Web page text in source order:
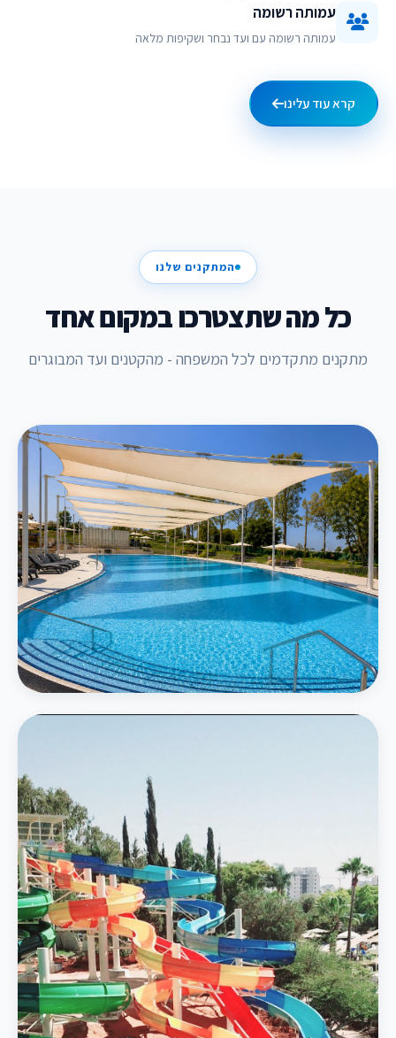
עמותה רשומה
עמותה רשומה עם ועד נבחר ושקיפות מלאה
קרא עוד עלינו
המתקנים שלנו
כל מה שתצטרכו במקום אחד
מתקנים מתקדמים לכל המשפחה - מהקטנים ועד המבוגרים
בריכה חיצונית גדולה
פרטים נוספים